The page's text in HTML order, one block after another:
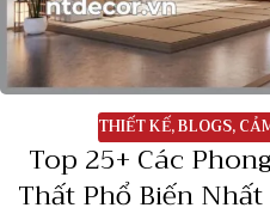
THIẾT KẾ,BLOGS,
Top 25+ Các
Thất Phổ Biến